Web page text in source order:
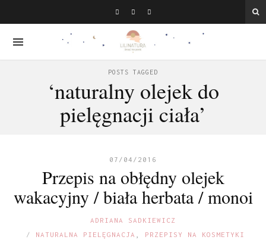
POSTS TAGGED
‘naturalny olejek do
pielęgnacji ciała’
07/04/2016
Przepis na obłędny olejek
wakacyjny / biała herbata / monoi
ADRIANA SADKIEWICZ
NATURALNA PIELĘGNACJA
PRZEPISY NA KOSMETYKI